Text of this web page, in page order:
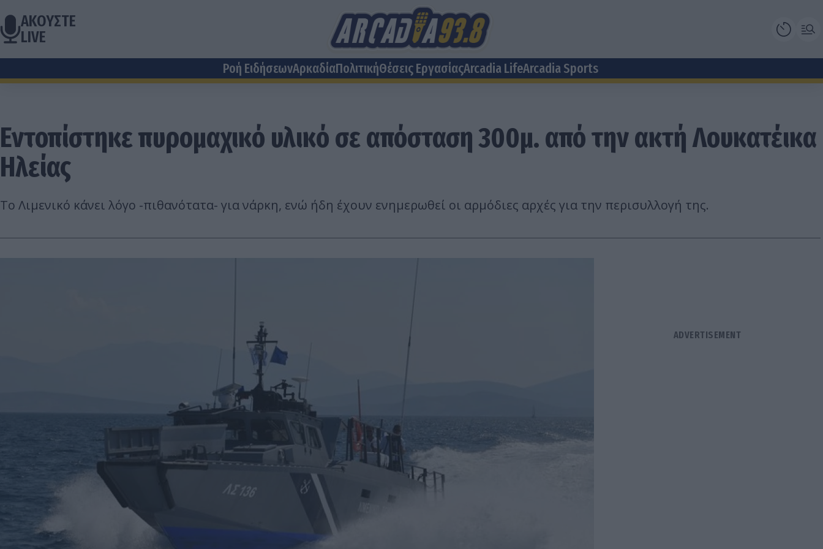
ΑΚΟΥΣΤΕ
LIVE
Ροή ΕιδήσεωνΑρκαδίαΠολιτικήΘέσεις EργασίαςArcadia LifeArcadia Sports
Εντοπίστηκε πυρομαχικό υλικό σε απόσταση 300μ. από την ακτή Λουκατέικα
Ηλείας
Το Λιμενικό κάνει λόγο -πιθανότατα- για νάρκη, ενώ ήδη έχουν ενημερωθεί οι αρμόδιες αρχές για την περισυλλογή της.